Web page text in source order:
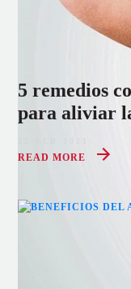
5 remedios
para aliviar
READ MORE